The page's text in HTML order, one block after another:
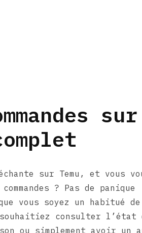
sur
sur Temu, et vous
? Pas de panique
vous soyez un habitué
souhaitiez consulter l’état
ou simplement avoir un